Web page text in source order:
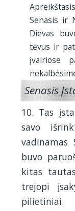
Senasis ir
Dievas
tėvus ir
įvairiose
Senasis
10. Tas
savo
vadinamas
buvo
kitas
trejopi
pilietiniai.